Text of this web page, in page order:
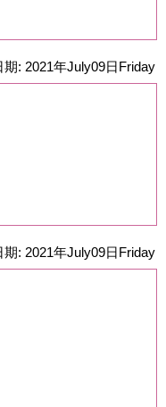
期: 2021年July09日Friday
期: 2021年July09日Friday